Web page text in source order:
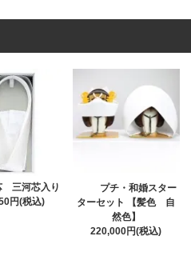
三河芯入り
円(税込)
プチ・和婚スター
ターセット 【髪色 自
然色】
220,000円(税込)